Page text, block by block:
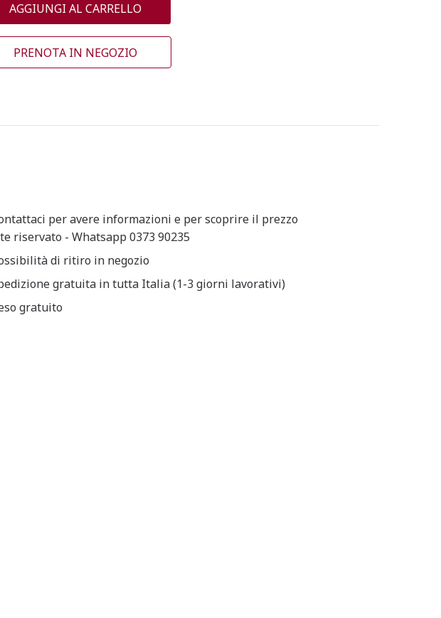
AGGIUNGI AL CARRELLO
PRENOTA IN NEGOZIO
per avere informazioni e per scoprire il prezzo
riservato - Whatsapp 0373 90235
di ritiro in negozio
gratuita in tutta Italia (1-3 giorni lavorativi)
gratuito